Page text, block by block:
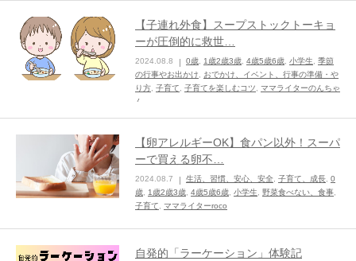
【子連れ外食】スープストックトーキョ
ーが圧倒的に救世…
2024.08.8 0歳 1歳2歳3歳 4歳5歳6歳 小学生
季節
の行事やお出かけ
おでかけ、イベント、行事の準備・や
り方 子育て 子育てを楽しむコツ
ママライターのんちゃ
ん
【卵アレルギーOK】食パン以外！スーパ
ーで買える卵不…
2024.08.7 生活、習慣、安心、安全 子育て、成長 0
歳
1歳2歳3歳 4歳5歳6歳 小学生 野菜食べない、食事
子育て
ママライターroco
自発的「ラーケーション」体験記